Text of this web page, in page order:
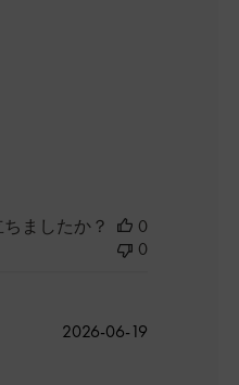
ましたか？
0
0
公
2026-06-19